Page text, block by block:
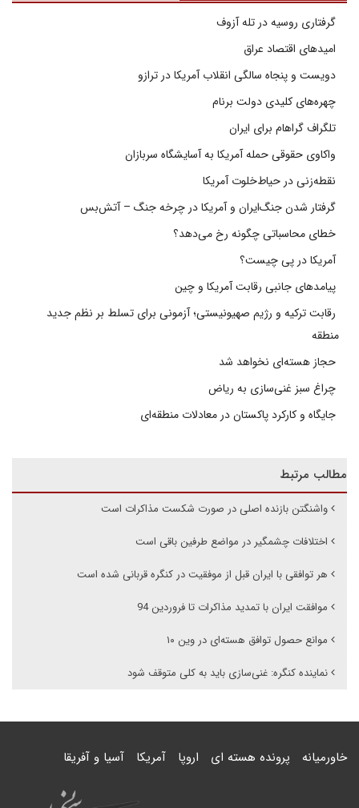
گرفتاری روسیه در تله آزوف
امیدهای اقتصاد عراق
دویست و پنجاه سالگی انقلاب آمریکا در ترازو
چهره‌های کلیدی دولت برنام
تلگراف گراهام برای ایران
واکاوی حقوقی حمله آمریکا به آسایشگاه سربازان
نقطه‌زنی در حیاط‌خلوت آمریکا
گرفتار شدن جنگ‌ایران و آمریکا در چرخه جنگ – آتش‌بس
خطای محاسباتی چگونه رخ می‌دهد؟
آمریکا در پی چیست؟
پیامدهای جانبی رقابت آمریکا و چین
رقابت ترکیه و رژیم صهیونیستی؛ آزمونی برای تسلط بر نظم جدید
منطقه
حجاز هسته‌ای نخواهد شد
چراغ سبز غنی‌سازی به ریاض
جایگاه و کارکرد پاکستان در معادلات منطقه‌ای
مطالب مرتبط
واشنگتن بازنده اصلی در صورت شکست مذاکرات است
اختلافات چشمگیر در مواضع طرفین باقی است
هر توافقی با ایران قبل از موفقیت در کنگره قربانی شده است
موافقت ایران با تمدید مذاکرات تا فروردین 94
موانع حصول توافق هسته‌ای در وین ۱۰
نماینده کنگره: غنی‌سازی باید به کلی متوقف شود
خاورمیانه پرونده هسته ای اروپا آمریکا آسیا و آفریقا